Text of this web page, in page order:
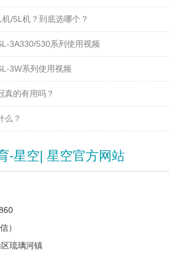
/5L机？到底选哪个？
3A330/530系列使用视频
3W系列使用视频
真的有用吗？
么？
-星空| 星空官方网站
）
琉璃河镇